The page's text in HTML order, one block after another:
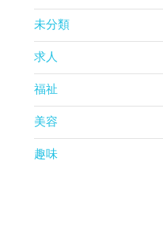
未分類
求人
福祉
美容
趣味